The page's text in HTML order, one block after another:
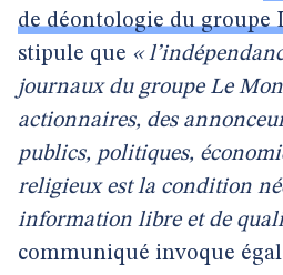
de déontologie du groupe
stipule que «
journaux du groupe Le
actionnaires, des
publics, politiques,
religieux est la condition
information libre et de
communiqué invoque